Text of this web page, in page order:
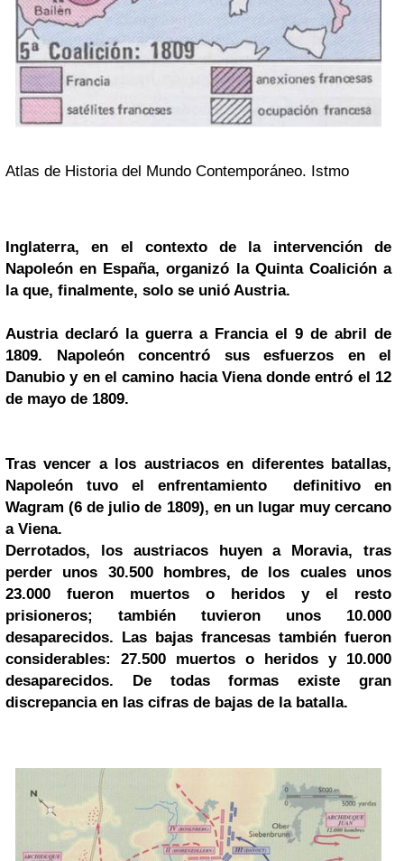
Atlas de Historia del Mundo Contemporáneo. Istmo
Inglaterra, en el contexto de la intervención de
Napoleón en España, organizó la Quinta Coalicióna
la que, finalmente, solo se unió Austria.
Austria declaró la guerra a Franciael 9 de abril de
1809. Napoleón concentró sus esfuerzos en el
Danubio y en el camino hacia Viena donde entró el 12
de mayo de 1809.
Tras vencer a los austriacos en diferentes batallas,
Napoleón tuvo el enfrentamiento definitivo en
Wagram (6 de julio de 1809), en un lugar muy cercano
a Viena.
Derrotados, los austriacos huyen a Moravia, tras
perder unos 30.500 hombres, de los cuales unos
23.000 fueron muertos o heridos y el resto
prisioneros; también tuvieron unos 10.000
desaparecidos. Las bajas francesas también fueron
considerables: 27.500 muertos o heridos y 10.000
desaparecidos. De todas formas existe gran
discrepancia en las cifras de bajas de la batalla.